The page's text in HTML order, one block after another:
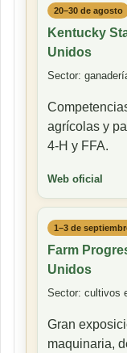
20–30 de agosto
Kentucky
Unidos
Sector:
agrícolas y
4-H y FFA.
Web oficial
1–3 de
Farm
Unidos
Sector: cultivos
Gran
maquinaria,